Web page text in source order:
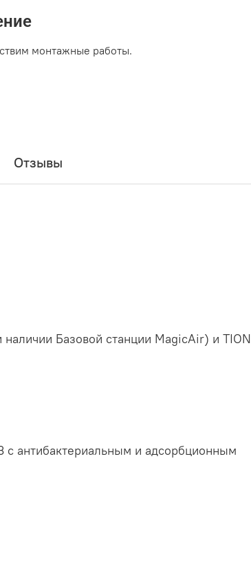
монтажные работы.
Отзывы
Базовой станции MagicAir) и TION
антибактериальным и адсорбционным